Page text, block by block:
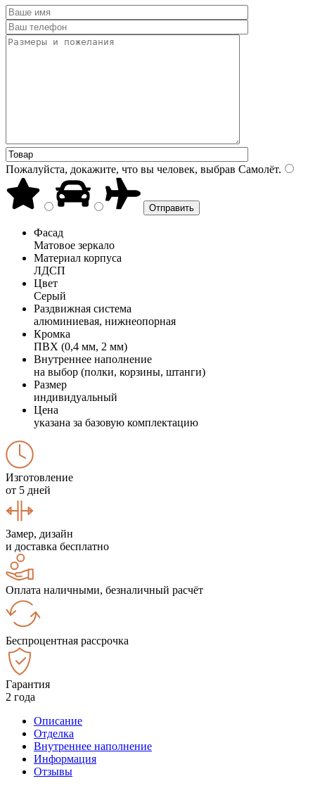
Пожалуйста, докажите, что вы человек, выбрав Самолёт.
Фасад
Матовое зеркало
Материал корпуса
ЛДСП
Цвет
Серый
Раздвижная система
алюминиевая, нижнеопорная
Кромка
ПВХ (0,4 мм, 2 мм)
Внутреннее наполнение
на выбор (полки, корзины, штанги)
Размер
индивидуальный
Цена
указана за базовую комплектацию
Изготовление
от 5 дней
Замер, дизайн
и доставка бесплатно
Оплата наличными, безналичный расчёт
Беспроцентная рассрочка
Гарантия
2 года
Описание
Отделка
Внутреннее наполнение
Информация
Отзывы